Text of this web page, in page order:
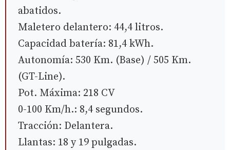
abatidos.
Maletero delantero: 44,4 litros.
Capacidad batería: 81,4 kWh.
Autonomía: 530 Km. (Base) / 505 Km.
(GT-Line).
Pot. Máxima: 218 CV
0-100 Km/h.: 8,4 segundos.
Tracción: Delantera.
Llantas: 18 y 19 pulgadas.